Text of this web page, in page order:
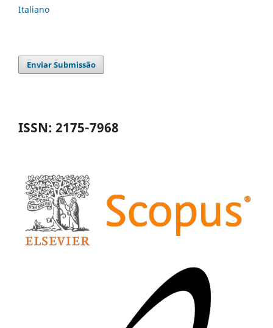
Italiano
Enviar Submissão
ISSN: 2175-7968